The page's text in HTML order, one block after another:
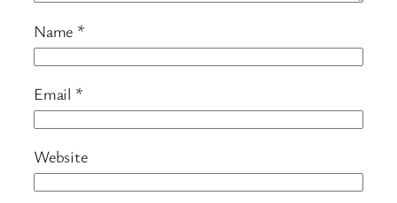
Name *
Email *
Website